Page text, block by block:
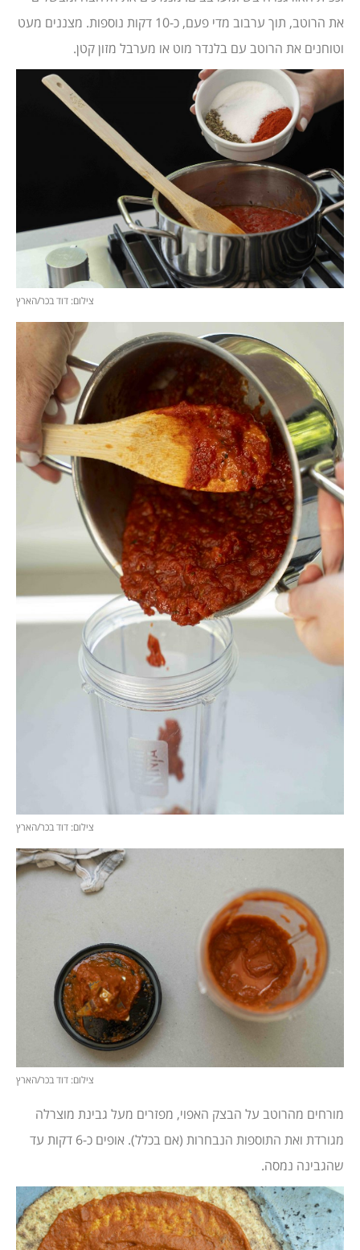
את הרוטב, תוך ערבוב מדי פעם, כ-10 דקות נוספות. מצננים מעט
וטוחנים את הרוטב עם בלנדר מוט או מערבל מזון קטן.
צילום: דוד בכר/הארץ
צילום: דוד בכר/הארץ
צילום: דוד בכר/הארץ
מורחים מהרוטב על הבצק האפוי, מפזרים מעל גבינת מוצרלה
מגורדת ואת התוספות הנבחרות (אם בכלל). אופים כ-6 דקות עד
שהגבינה נמסה.